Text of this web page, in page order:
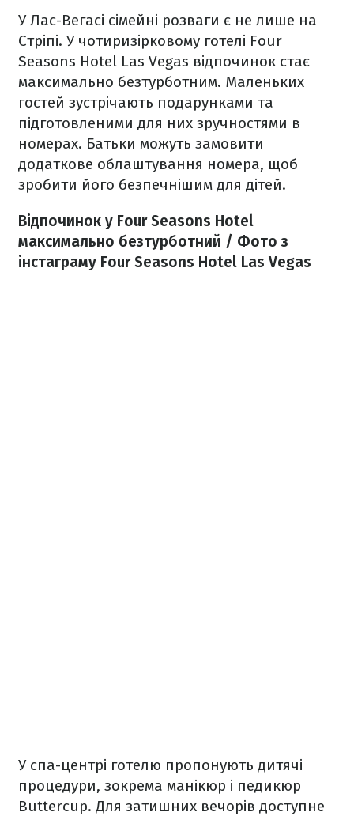
У Лас-Вегасі сімейні розваги є не лише на
Стріпі. У чотиризірковому готелі Four
Seasons Hotel Las Vegas відпочинок стає
максимально безтурботним. Маленьких
гостей зустрічають подарунками та
підготовленими для них зручностями в
номерах. Батьки можуть замовити
додаткове облаштування номера, щоб
зробити його безпечнішим для дітей.
Відпочинок у Four Seasons Hotel
максимально безтурботний / Фото з
інстаграму Four Seasons Hotel Las Vegas
У спа-центрі готелю пропонують дитячі
процедури, зокрема манікюр і педикюр
Buttercup. Для затишних вечорів доступне